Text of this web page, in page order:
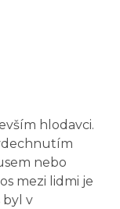
hlodavci.
nebo
mezi lidmi je
byl v